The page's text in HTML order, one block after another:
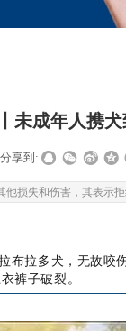
未成年人携
分享到:
损失和伤害，其表示
拉多犬，无故
裤子破裂。